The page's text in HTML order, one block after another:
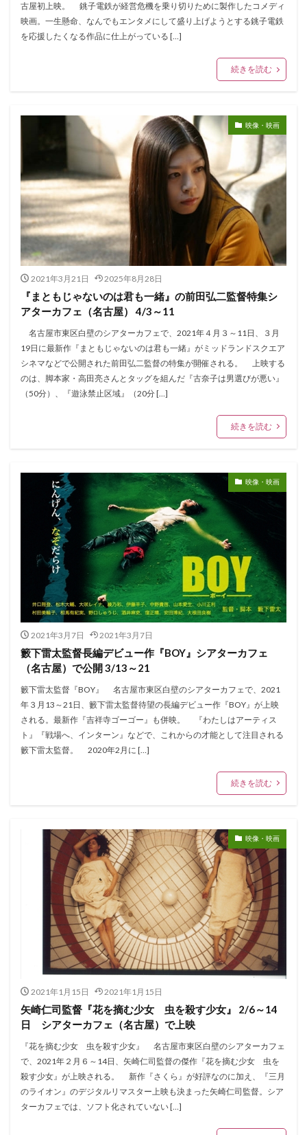
古屋初上映。 銚子電鉄が経営危機を乗り切りために製作したコメディ
映画。一生懸命、なんでもエンタメにして盛り上げようとする銚子電鉄
を応援したくなる作品に仕上がっている […]
続きを読む
映像・映画
2021年3月21日 2025年8月28日
『まともじゃないのは君も一緒』の前田弘二監督特集シ
アターカフェ（名古屋） 4/3～11
名古屋市東区白壁のシアターカフェで、2021年４月３～11日、３月
19日に最新作『まともじゃないのは君も一緒』がミッドランドスクエア
シネマなどで公開された前田弘二監督の特集が開催される。 上映する
のは、脚本家・高田亮さんとタッグを組んだ『古奈子は男選びが悪い』
（50分）、『遊泳禁止区域』（20分 […]
続きを読む
映像・映画
2021年3月7日 2021年3月7日
籔下雷太監督長編デビュー作『BOY』シアターカフェ
（名古屋）で公開 3/13～21
籔下雷太監督『BOY』 名古屋市東区白壁のシアターカフェで、2021
年３月13～21日、籔下雷太監督待望の長編デビュー作『BOY』が上映
される。最新作『吉祥寺ゴーゴー』も併映。 『わたしはアーティス
ト』『戦場へ、インターン』などで、これからの才能として注目される
籔下雷太監督。 2020年2月に […]
続きを読む
映像・映画
2021年1月15日 2021年1月15日
矢崎仁司監督『花を摘む少女 虫を殺す少女』 2/6～14
日 シアターカフェ（名古屋）で上映
『花を摘む少女 虫を殺す少女』 名古屋市東区白壁のシアターカフェ
で、2021年２月６～14日、矢崎仁司監督の傑作『花を摘む少女 虫を
殺す少女』が上映される。 新作『さくら』が好評なのに加え、『三月
のライオン』のデジタルリマスター上映も決まった矢崎仁司監督。シア
ターカフェでは、ソフト化されていない […]